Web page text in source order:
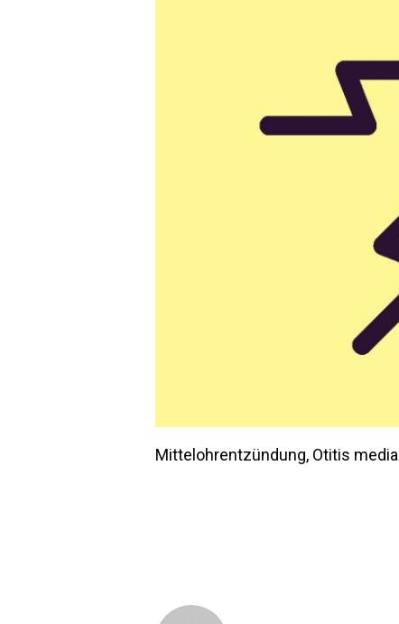
Mittelohrentzündung, Otitis media